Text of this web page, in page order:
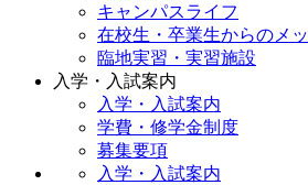
キャンパスライフ
在校生・卒業生からのメ
臨地実習・実習施設
入学・入試案内
入学・入試案内
学費・修学金制度
募集要項
入学・入試案内